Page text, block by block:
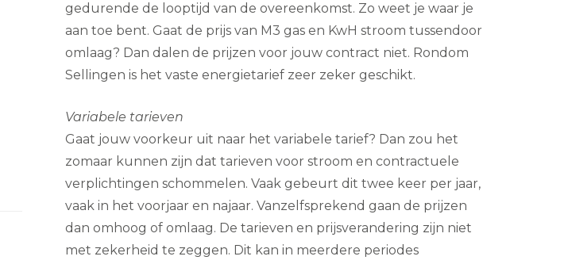
gedurende de looptijd van de overeenkomst. Zo weet je waar je
aan toe bent. Gaat de prijs van M3 gas en KwH stroom tussendoor
omlaag? Dan dalen de prijzen voor jouw contract niet. Rondom
Sellingen is het vaste energietarief zeer zeker geschikt.
Variabele tarieven
Gaat jouw voorkeur uit naar het variabele tarief? Dan zou het
zomaar kunnen zijn dat tarieven voor stroom en contractuele
verplichtingen schommelen. Vaak gebeurt dit twee keer per jaar,
vaak in het voorjaar en najaar. Vanzelfsprekend gaan de prijzen
dan omhoog of omlaag. De tarieven en prijsverandering zijn niet
met zekerheid te zeggen. Dit kan in meerdere periodes